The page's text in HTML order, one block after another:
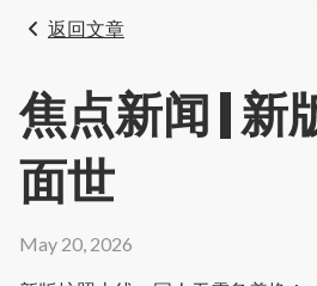
返回文章
焦点新闻 | 新
面世
May 20, 2026